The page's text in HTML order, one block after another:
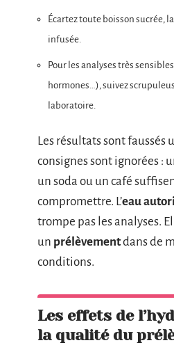
Écartez toute boisson sucrée,
infusée.
Pour les analyses très
hormones…), suivez
laboratoire.
Les résultats sont faussés
consignes sont ignorées :
un soda ou un café
compromettre. L’eau
trompe pas les analyses.
un prélèvementdans de
conditions.
Les effets de
la qualité du